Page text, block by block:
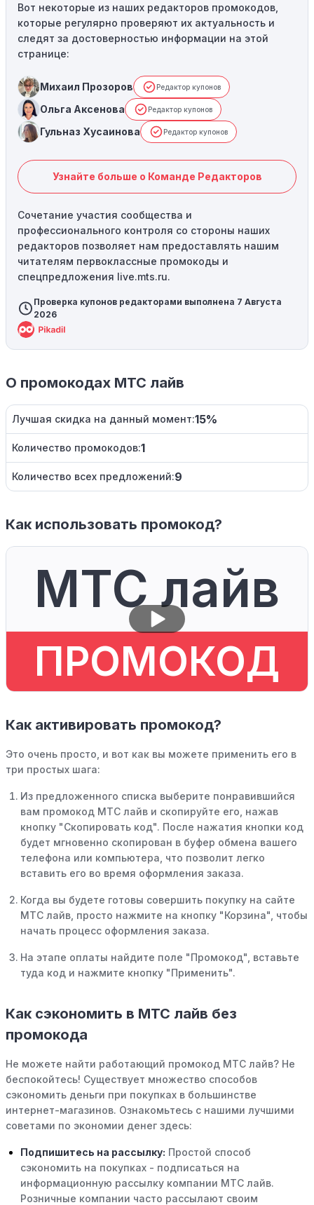
Вот некоторые из наших редакторов промокодов,
которые регулярно проверяют их актуальность и
следят за достоверностью информации на этой
странице:
Михаил Прозоров Редактор купонов
Ольга Аксенова Редактор купонов
Гульназ Хусаинова Редактор купонов
Узнайте больше о Команде Редакторов
Сочетание участия сообщества и
профессионального контроля со стороны наших
редакторов позволяет нам предоставлять нашим
читателям первоклассные промокоды и
спецпредложения live.mts.ru.
Проверка купонов редакторами выполнена 7 Августа
2026
О промокодах МТС лайв
Лучшая скидка на данный момент:15%
Количество промокодов:1
Количество всех предложений:9
Как использовать промокод?
МТС лайв
ПРОМОКОД
Как активировать промокод?
Это очень просто, и вот как вы можете применить его в
три простых шага:
Из предложенного списка выберите понравившийся
вам промокод МТС лайв и скопируйте его, нажав
кнопку "Скопировать код". После нажатия кнопки код
будет мгновенно скопирован в буфер обмена вашего
телефона или компьютера, что позволит легко
вставить его во время оформления заказа.
Когда вы будете готовы совершить покупку на сайте
МТС лайв, просто нажмите на кнопку "Корзина", чтобы
начать процесс оформления заказа.
На этапе оплаты найдите поле "Промокод", вставьте
туда код и нажмите кнопку "Применить".
Как сэкономить в МТС лайв без
промокода
Не можете найти работающий промокод МТС лайв? Не
беспокойтесь! Существует множество способов
сэкономить деньги при покупках в большинстве
интернет-магазинов. Ознакомьтесь с нашими лучшими
советами по экономии денег здесь:
Подпишитесь на рассылку: Простой способ
сэкономить на покупках - подписаться на
информационную рассылку компании МТС лайв.
Розничные компании часто рассылают своим